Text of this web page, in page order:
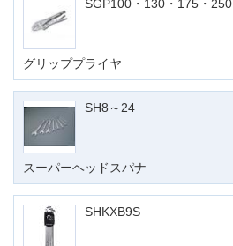
SGP100・130・175・250
グリッププライヤ
SH8～24
スーパーヘッドスパナ
SHKXB9S